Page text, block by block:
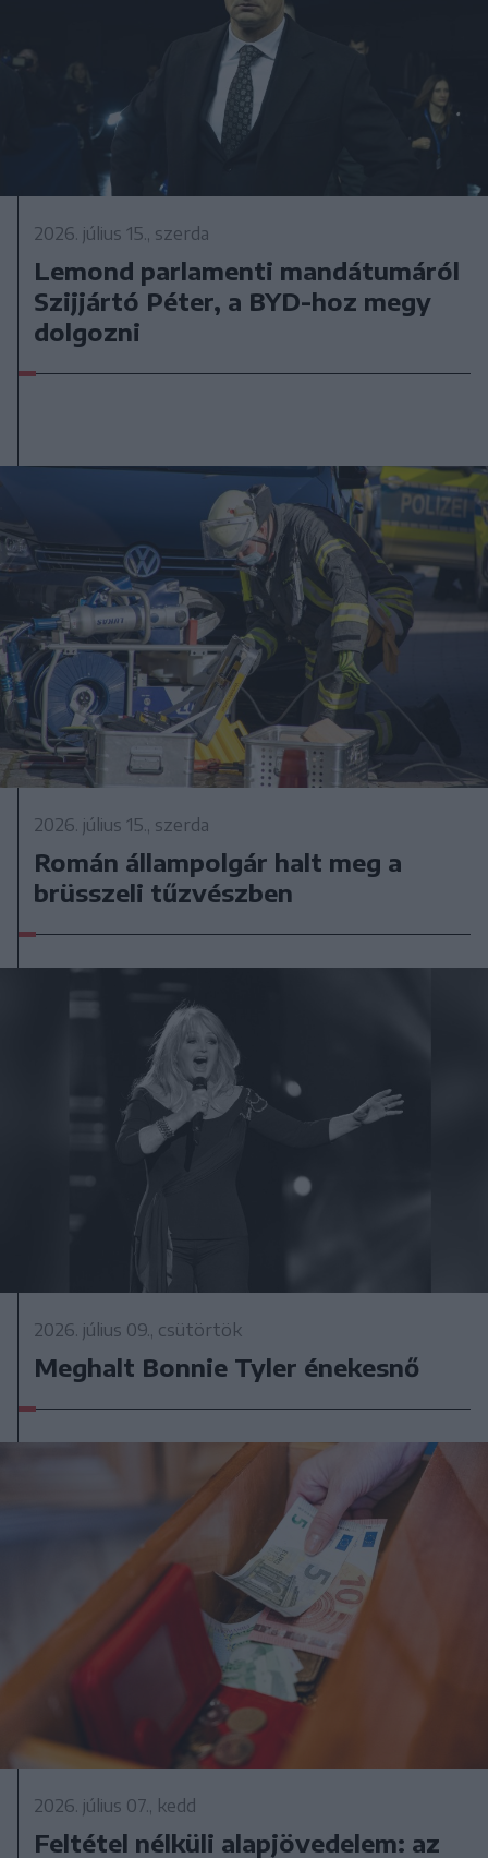
2026. július 15., szerda
Lemond parlamenti mandátumáról
Szijjártó Péter, a BYD-hoz megy
dolgozni
2026. július 15., szerda
Román állampolgár halt meg a
brüsszeli tűzvészben
2026. július 09., csütörtök
Meghalt Bonnie Tyler énekesnő
2026. július 07., kedd
Feltétel nélküli alapjövedelem: az